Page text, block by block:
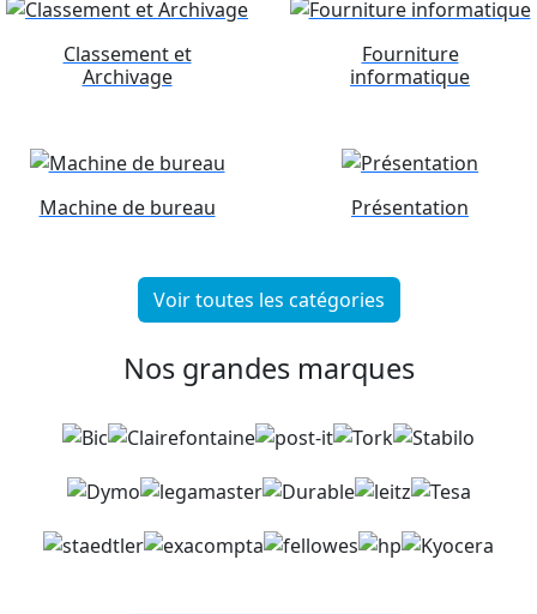
Classement et
Archivage
Fourniture
informatique
Machine de bureau Présentation
Voir toutes les catégories
Nos grandes marques